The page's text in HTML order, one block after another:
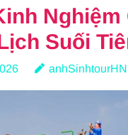
Nghiệm
Suối
anhSinhtourHN